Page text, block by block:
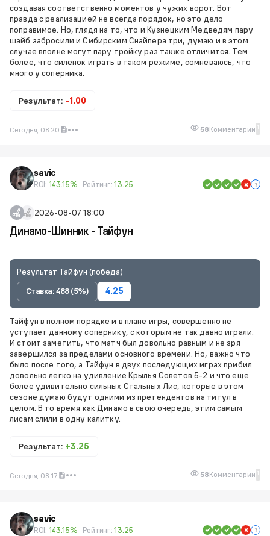
создавая соответственно моментов у чужих ворот. Вот
правда с реализацией не всегда порядок, но это дело
поправимое. Но, глядя на то, что и Кузнецким Медведям пару
шайб забросили и Сибирским Снайпера три, думаю и в этом
случае вполне могут пару тройку раз также отличится. Тем
более, что силенок играть в таком режиме, сомневаюсь, что
много у соперника.
Результат: -1.00
Сегодня, 08:20 58Комментарии 1
savic
ROI: 143.15% Рейтинг:13.25
2026-08-07 18:00
Динамо-Шинник - Тайфун
Результат Тайфун (победа)
Ставка: 488 (5%)
4.25
Тайфун в полном порядке и в плане игры, совершенно не
уступает данному сопернику, с которым не так давно играли.
И стоит заметить, что матч был довольно равным и не зря
завершился за пределами основного времени. Но, важно что
было после того, а Тайфун в двух последующих играх прибил
довольно легко на удивление Крылья Советов 5-2 и что еще
более удивительно сильных Стальных Лис, которые в этом
сезоне думаю будут одними из претендентов на титул в
целом. В то время как Динамо в свою очередь, этим самым
лисам слили в одну калитку.
Результат: +3.25
Сегодня, 08:17 58Комментарии 1
savic
ROI: 143.15% Рейтинг:13.25